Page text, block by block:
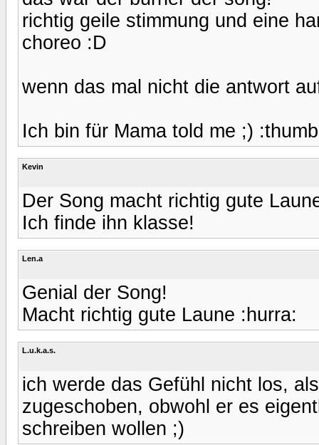
richtig geile stimmung und eine
choreo :D
wenn das mal nicht die antwort
Ich bin für Mama told me ;)
Kevin
Der Song macht richtig gute
Ich finde ihn klasse!
Len.a
Genial der Song!
Macht richtig gute Laune :hurra:
L.u.k.a.s.
ich werde das Gefühl nicht los,
zugeschoben, obwohl er es
schreiben wollen ;)